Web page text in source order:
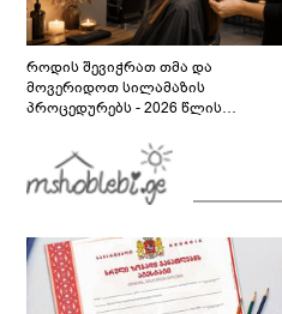
როდის შევიჭრათ თმა და
მოვერიდოთ სილამაზის
პროცედურებს - 2026 წლის
გზამკვლევი